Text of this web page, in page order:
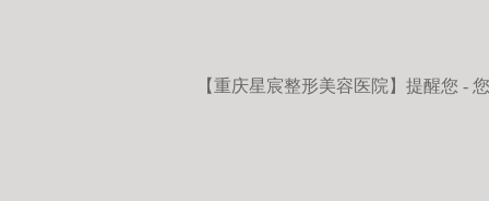
【重庆星宸整形美容医院】 提醒您 -